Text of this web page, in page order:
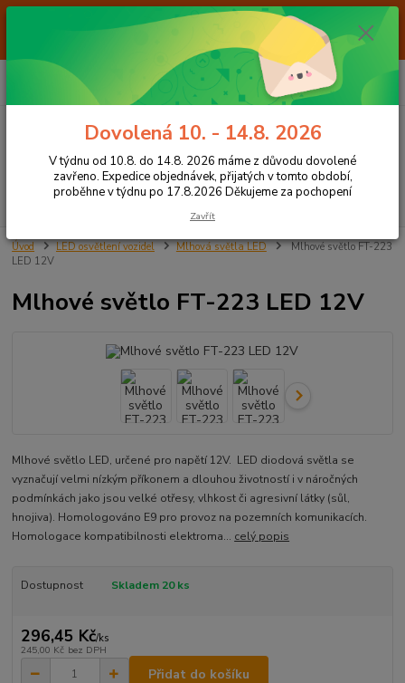
Od 7.8. do 14.8. 2026 máme z důvodu dovolené ZAVŘENO. Expedice
objednávek, přijatých v tomto období, proběhne v týdnu po 17.8.2026
Děkujeme za pochopení
CZK
Hledat
+420 605 283 713
za0,00 Kč
Úvod LED osvětlení vozidel Mlhová světla LED
Mlhové světlo FT-223
LED 12V
Mlhové světlo FT-223 LED 12V
Mlhové světlo LED, určené pro napětí 12V. LED diodová světla se
vyznačují velmi nízkým příkonem a dlouhou životností i v náročných
podmínkách jako jsou velké otřesy, vlhkost či agresivní látky (sůl,
hnojiva). Homologováno E9 pro provoz na pozemních komunikacích.
Homologace kompatibilnosti elektroma... celý popis
Dostupnost Skladem 20 ks
296,45 Kč/ks
245,00 Kč bez DPH
Přidat do košíku
Dovolená 10. - 14.8. 2026
V týdnu od 10.8. do 14.8. 2026 máme z důvodu dovolené
zavřeno. Expedice objednávek, přijatých v tomto období,
proběhne v týdnu po 17.8.2026 Děkujeme za pochopení
Zavřít